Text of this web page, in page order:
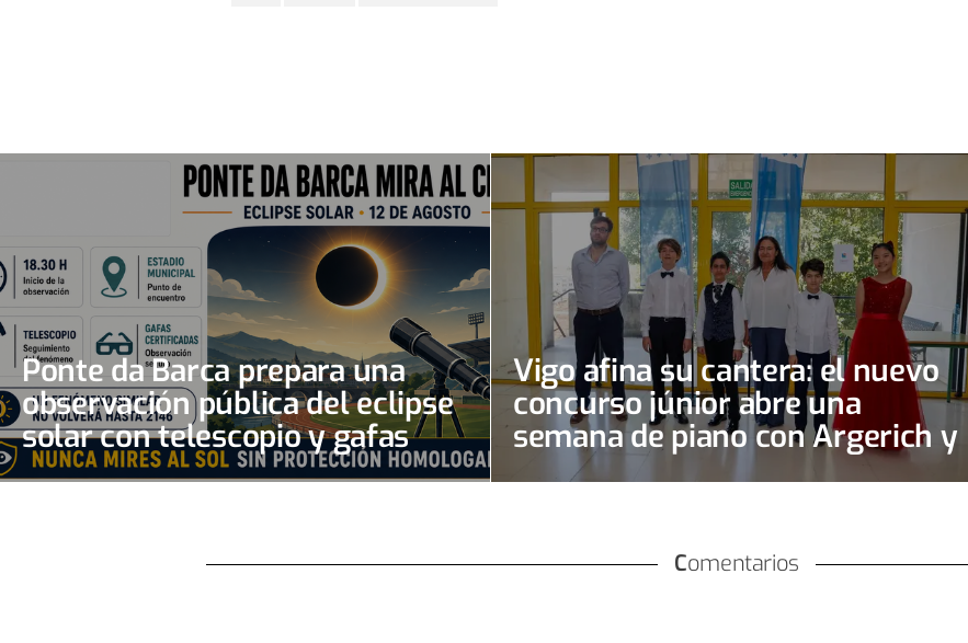
Ponte da Barca prepara una
observación pública del eclipse
solar con telescopio y gafas
certificadas
Vigo afina su cantera: el nuevo
concurso júnior abre una
semana de piano con Argerich y
Jeremy Irons
Comentarios